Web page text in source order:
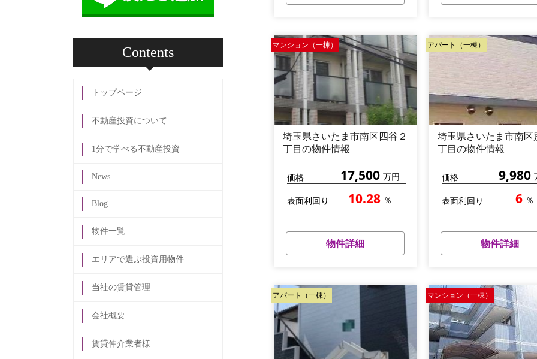
マンション（一棟）
埼玉県さいたま市南区四谷２
丁目の物件情報
価格 17,500 万円
表面利回り 10.28 ％
物件詳細
アパート（一棟）
埼玉県さいたま市南区
丁目の物件情報
価格 9,980
表面利回り 6 ％
物件詳細
アパート（一棟） マンション（一棟）
Contents
トップページ
不動産投資について
1分で学べる不動産投資
News
Blog
物件一覧
エリアで選ぶ投資用物件
当社の賃貸管理
会社概要
賃貸仲介業者様